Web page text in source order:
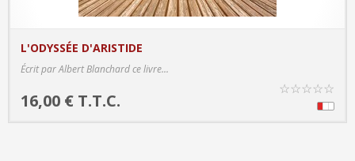
L'ODYSSÉE D'ARISTIDE
Écrit par Albert Blanchard ce livre...
16,00 € T.T.C.
☆☆☆☆☆